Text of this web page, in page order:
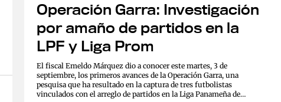
Operación Garra: Investigación
por amaño de partidos en la
LPF y Liga Prom
El fiscal Emeldo Márquez dio a conocer este martes, 3 de
septiembre, los primeros avances de la Operación Garra, una
pesquisa que ha resultado en la captura de tres futbolistas
vinculados con el arreglo de partidos en la Liga Panameña de